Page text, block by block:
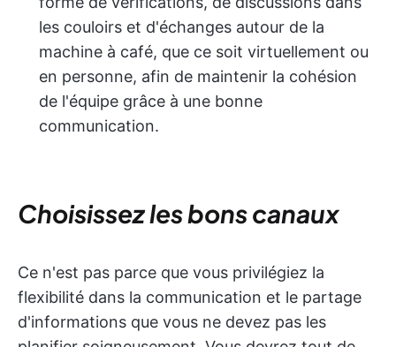
les couloirs et d'échanges autour de la
machine à café, que ce soit virtuellement ou
en personne, afin de maintenir la cohésion
de l'équipe grâce à une bonne
communication.
Choisissez les bons canaux
Ce n'est pas parce que vous privilégiez la
flexibilité dans la communication et le partage
d'informations que vous ne devez pas les